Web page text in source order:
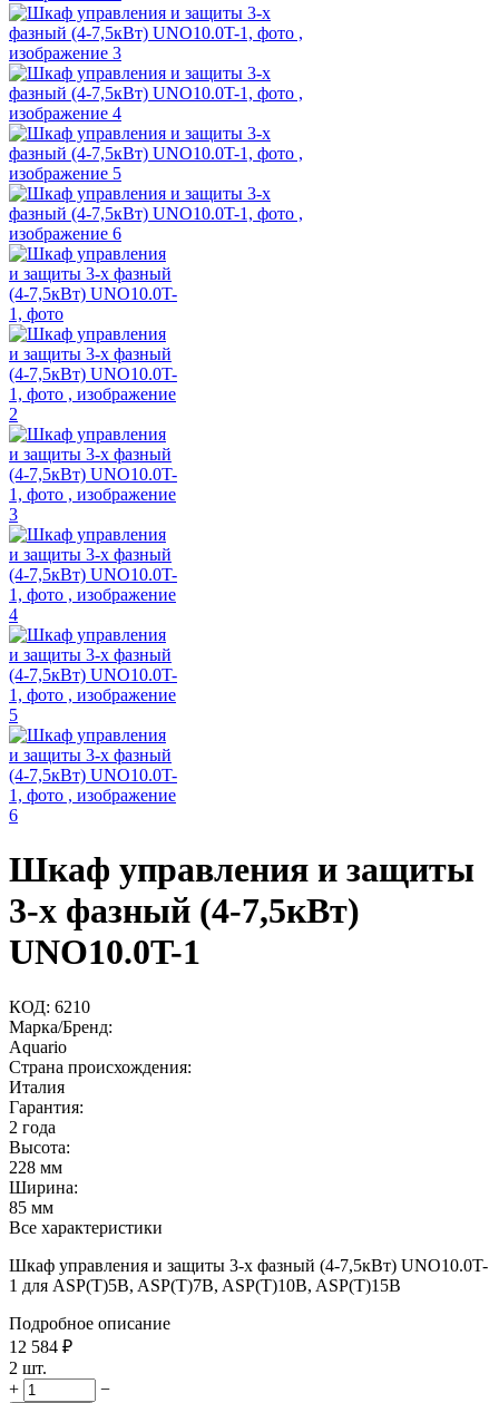
Шкаф управления и защиты
3-х фазный (4-7,5кВт)
UNO10.0T-1
КОД: 6210
Марка/Бренд:
Aquario
Страна происхождения:
Италия
Гарантия:
2 года
Высота:
228 мм
Ширина:
85 мм
Все характеристики
Шкаф управления и защиты 3-х фазный (4-7,5кВт) UNO10.0T-
1 для ASP(T)5B, ASP(T)7B, ASP(T)10B, ASP(T)15B
Подробное описание
12 584 ₽
2 шт.
+
−